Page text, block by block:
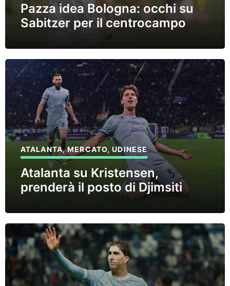
Pazza idea Bologna: occhi su
Sabitzer per il centrocampo
ATALANTA,MERCATO,UDINESE
Atalanta su Kristensen,
prenderà il posto di Djimsiti